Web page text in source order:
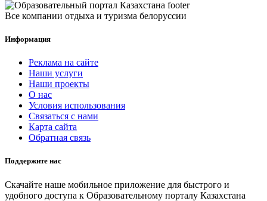
Все компании отдыха и туризма белоруссии
Информация
Реклама на сайте
Наши услуги
Наши проекты
О нас
Условия использования
Связаться с нами
Карта сайта
Обратная связь
Поддержите нас
Скачайте наше мобильное приложение для быстрого и
удобного доступа к Образовательному порталу Казахстана